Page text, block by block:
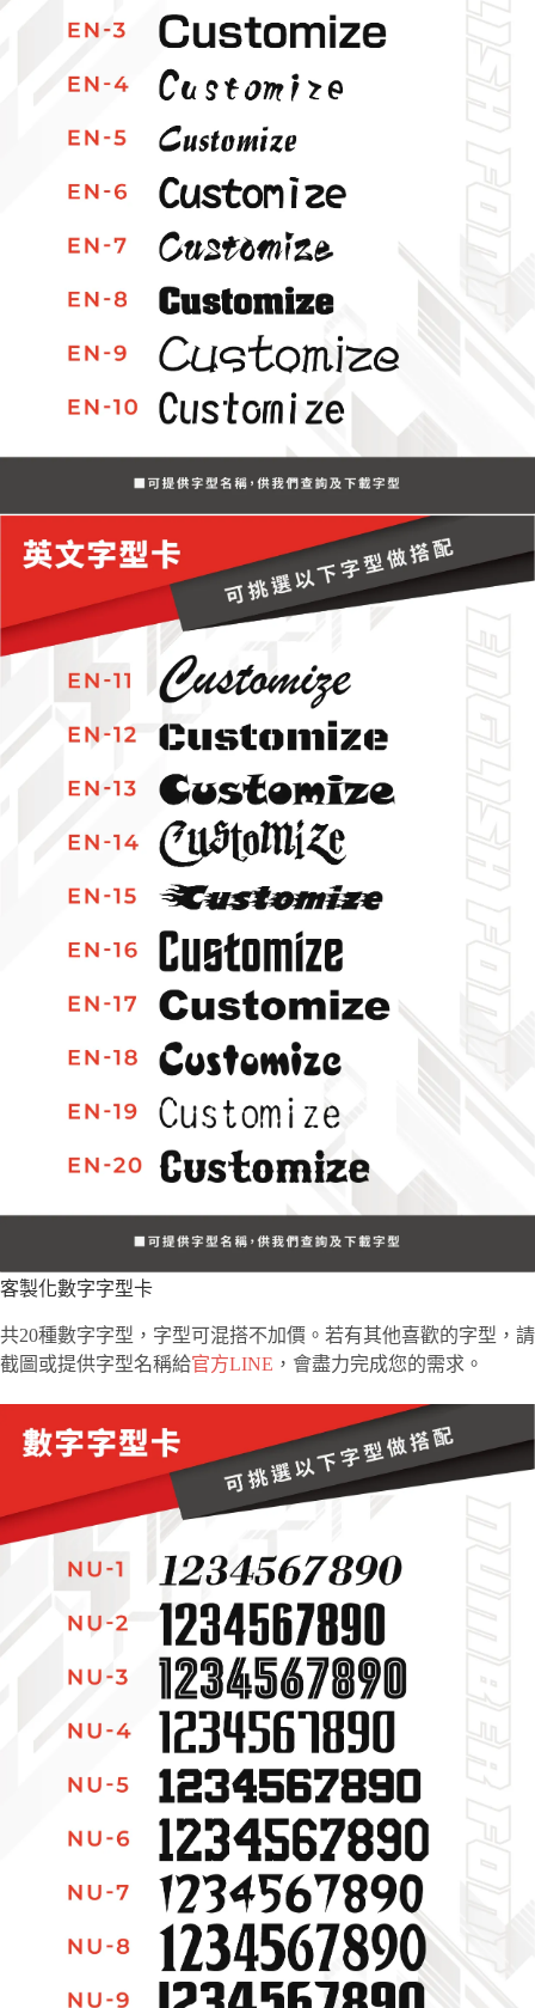
客製化數字字型卡
共20種數字字型，字型可混搭不加價。若有其他喜歡的字型，請
截圖或提供字型名稱給官方LINE ，會盡力完成您的需求。